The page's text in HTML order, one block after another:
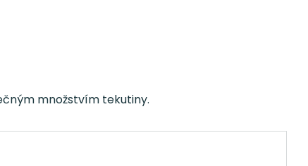
množstvím tekutiny.